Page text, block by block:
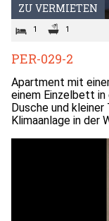
ZU VERMIETEN
1 1
PER-029-2
Apartment mit
einem Einzelbett in
Dusche und
Klimaanlage in der